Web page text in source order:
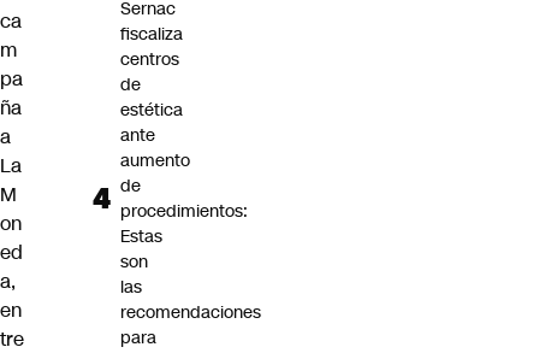
ca
m
pa
ña
a
La
M
on
ed
a,
en
tre
Sernac
fiscaliza
centros
de
estética
ante
aumento
de
procedimientos:
Estas
son
las
recomendaciones
para